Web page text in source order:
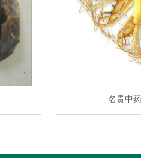
名贵中